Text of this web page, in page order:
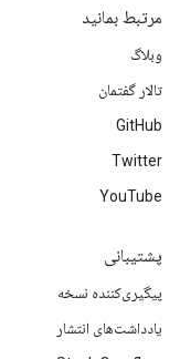
مرتبط بمانید
وبلاگ
تالار گفتمان
GitHub
Twitter
YouTube
پشتیبانی
پیگیری‌کننده نسخه
یادداشت‌های انتشار